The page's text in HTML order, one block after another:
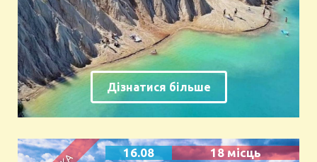
Дізнатися більше
16.08 18 місць